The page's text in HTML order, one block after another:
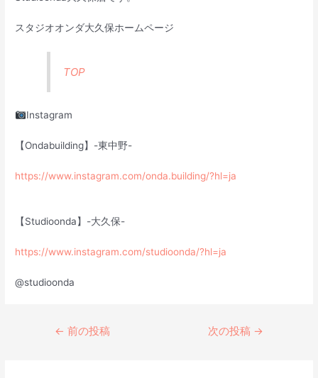
スタジオオンダ大久保ホームページ
TOP
Instagram
【Ondabuilding】-東中野-
https://www.instagram.com/onda.building/?hl=ja
【Studioonda】-大久保-
https://www.instagram.com/studioonda/?hl=ja
@studioonda
← 前の投稿 次の投稿 →